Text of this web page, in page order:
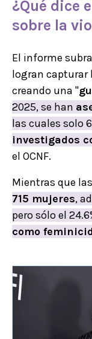
¿Qué dice
sobre la
El informe
logran capturar
creando una "
2025, se han
las cuales solo
investigados
el OCNF.
Mientras que las
715 mujeres,
pero sólo el
como